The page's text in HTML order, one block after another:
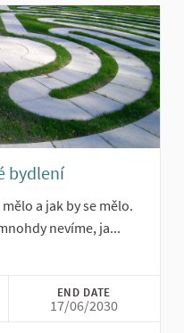
bydlení
a jak by se mělo.
nevíme, ja...
END DATE
17/06/2030